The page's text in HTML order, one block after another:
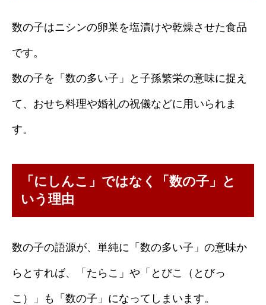
数の子はニシンの卵巣を塩漬けや乾燥させた食品
です。
数の子を「数の多い子」と子孫繁栄の意味に捉え
て、おせち料理や婚礼の祝儀などに用いられま
す。
「にしんこ」ではなく「数の子」と
いう理由
数の子の語源が、単純に「数の多い子」の意味か
らとすれば、「たらこ」や「とびこ（とびっ
こ）」も「数の子」になってしまいます。